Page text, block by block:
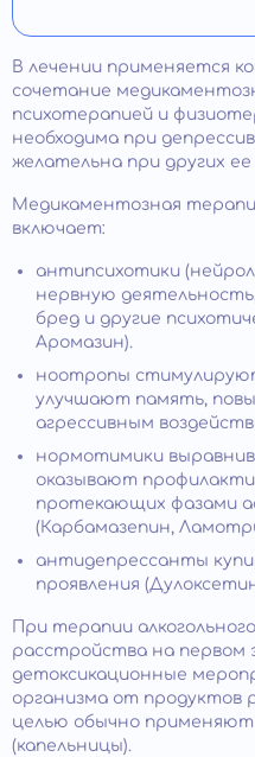
В лечении применяется
сочетание
психотерапией и
необходима при
желательна при других
Медикаментозная
включает:
антипсихотики
нервную
бред и другие
Аромазин).
ноотропы
улучшают память,
агрессивным
нормотимики
оказывают
протекающих фазами
(Карбамазепин,
антидепрессанты
проявления
При терапии
расстройства на первом
детоксикационные
организма от продуктов
целью обычно
(капельницы).